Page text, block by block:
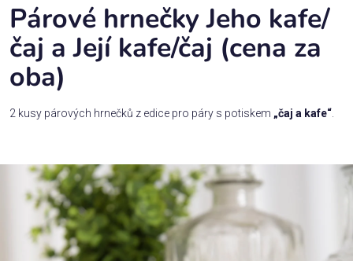
Dárek
pro
Rodina
Láska
Povolání,
zájmy a
sport
Příležitosti
Párové hrnečky Jeho kafe/
čaj a Její kafe/čaj (cena za
oba)
2 kusy párových hrnečků z edice pro páry s potiskem „čaj a kafe“